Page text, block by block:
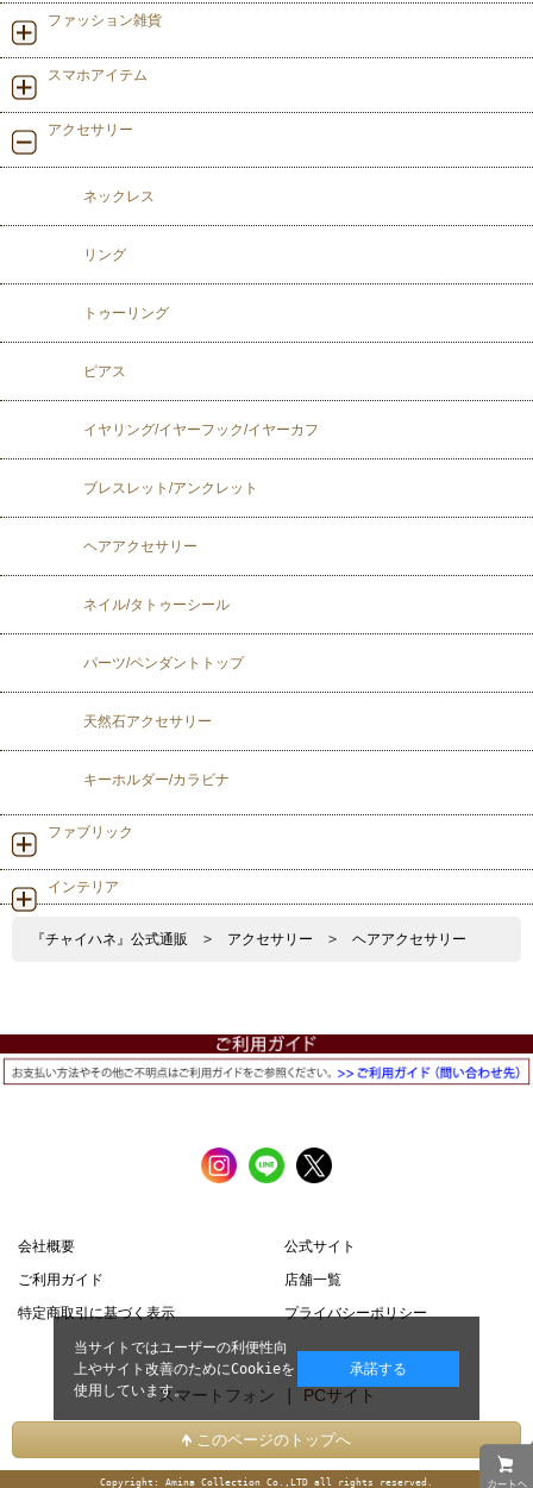
ファッション雑貨
スマホアイテム
アクセサリー
ネックレス
リング
トゥーリング
ピアス
イヤリング/イヤーフック/イヤーカフ
ブレスレット/アンクレット
ヘアアクセサリー
ネイル/タトゥーシール
パーツ/ペンダントトップ
天然石アクセサリー
キーホルダー/カラビナ
ファブリック
インテリア
『チャイハネ』公式通販 > アクセサリー > ヘアアクセサリー
会社概要
公式サイト
ご利用ガイド
店舗一覧
特定商取引に基づく表示
プライバシーポリシー
スマートフォン | PCサイト
このページのトップへ
Copyright: Amina Collection Co.,LTD all rights reserved.
当サイトではユーザーの利便性向
上やサイト改善のためにCookieを
使用しています。
承諾する